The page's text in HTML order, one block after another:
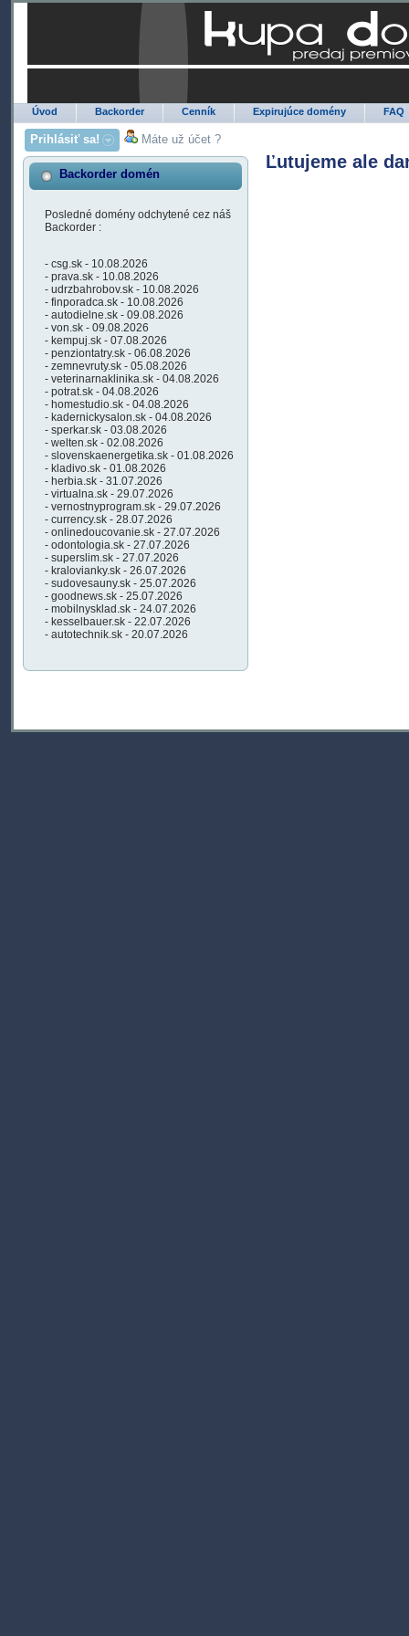
Úvod Backorder Cenník Expirujúce domény FAQ
Prihlásiť sa! Máte už účet ?
Backorder domén
Posledné domény odchytené cez náš
Backorder :
- csg.sk - 10.08.2026
- prava.sk - 10.08.2026
- udrzbahrobov.sk - 10.08.2026
- finporadca.sk - 10.08.2026
- autodielne.sk - 09.08.2026
- von.sk - 09.08.2026
- kempuj.sk - 07.08.2026
- penziontatry.sk - 06.08.2026
- zemnevruty.sk - 05.08.2026
- veterinarnaklinika.sk - 04.08.2026
- potrat.sk - 04.08.2026
- homestudio.sk - 04.08.2026
- kadernickysalon.sk - 04.08.2026
- sperkar.sk - 03.08.2026
- welten.sk - 02.08.2026
- slovenskaenergetika.sk - 01.08.2026
- kladivo.sk - 01.08.2026
- herbia.sk - 31.07.2026
- virtualna.sk - 29.07.2026
- vernostnyprogram.sk - 29.07.2026
- currency.sk - 28.07.2026
- onlinedoucovanie.sk - 27.07.2026
- odontologia.sk - 27.07.2026
- superslim.sk - 27.07.2026
- kralovianky.sk - 26.07.2026
- sudovesauny.sk - 25.07.2026
- goodnews.sk - 25.07.2026
- mobilnysklad.sk - 24.07.2026
- kesselbauer.sk - 22.07.2026
- autotechnik.sk - 20.07.2026
Ľutujeme ale